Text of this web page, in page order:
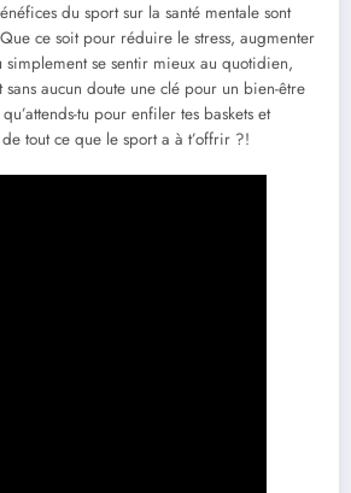
du sport sur la santé mentale sont
ce soit pour réduire le stress, augmenter
simplement se sentir mieux au quotidien,
sans aucun doute une clé pour un bien-être
tu pour enfiler tes baskets et
tout ce que le sport a à t’offrir ?!